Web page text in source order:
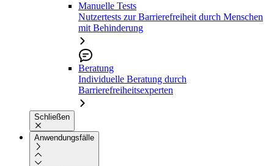
Manuelle Tests
Nutzertests zur Barrierefreiheit durch Menschen
mit Behinderung
Beratung
Individuelle Beratung durch
Barrierefreiheitsexperten
Schließen
Anwendungsfälle